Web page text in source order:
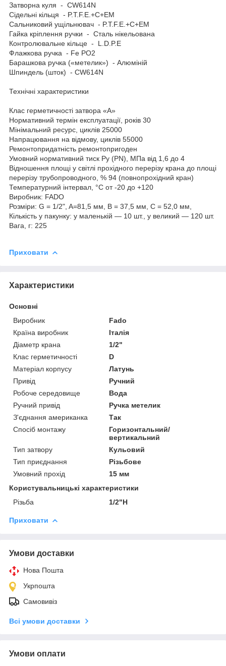
Затворна куля - CW614N
Сідельні кільця - P.T.F.E.+C+EM
Сальниковий ущільнювач - P.T.F.E.+C+EM
Гайка кріплення ручки - Сталь нікельована
Контролювальне кільце - L.D.P.E
Флажкова ручка - Fe PO2
Барашкова ручка («метелик») - Алюміній
Шпиндель (шток) - CW614N
Технічні характеристики
Клас герметичності затвора «А»
Нормативний термін експлуатації, років 30
Мінімальний ресурс, циклів 25000
Напрацювання на відмову, циклів 55000
Ремонтопридатність ремонтопригоден
Умовний нормативний тиск Ру (PN), МПа від 1,6 до 4
Відношення площі у світлі прохідного перерізу крана до площі
перерізу трубопроводного, % 94 (повнопрохідний кран)
Температурний інтервал, °С от -20 до +120
Виробник: FADO
Розміри: G = 1/2", A=81,5 мм, B = 37,5 мм, C = 52,0 мм,
Кількість у пакунку: у маленькій — 10 шт., у великий — 120 шт.
Вага, г: 225
Приховати
Характеристики
Основні
Виробник
Fado
Країна виробник
Італія
Діаметр крана
1/2"
Клас герметичності
D
Матеріал корпусу
Латунь
Привід
Ручний
Робоче середовище
Вода
Ручний привід
Ручка метелик
З'єднання американка
Так
Спосіб монтажу
Горизонтальний/
вертикальний
Тип затвору
Кульовий
Тип приєднання
Різьбове
Умовний прохід
15 мм
Користувальницькі характеристики
Різьба
1/2"Н
Приховати
Умови доставки
Нова Пошта
Укрпошта
Самовивіз
Всі умови доставки
Умови оплати